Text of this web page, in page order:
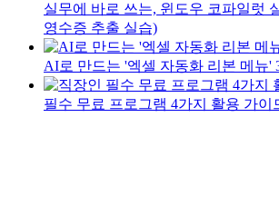
실무에 바로 쓰는, 윈도우 코파일럿
영수증 추출 실습)
AI로 만드는 '엑셀 자동화 리본 메뉴'
필수 무료 프로그램 4가지 활용 가이